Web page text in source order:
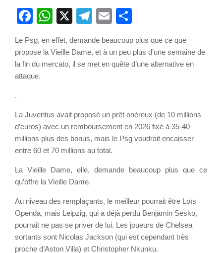
Facebook
WhatsApp
X Telegram
Email
Le Psg, en effet, demande beaucoup plus que ce que
propose la Vieille Dame, et à un peu plus d’une semaine de
la fin du mercato, il se met en quête d’une alternative en
attaque.
.
La Juventus avait proposé un prêt onéreux (de 10 millions
d’euros) avec un remboursement en 2026 fixé à 35-40
millions plus des bonus, mais le Psg voudrait encaisser
entre 60 et 70 millions au total.
La Vieille Dame, elle, demande beaucoup plus que ce
qu’offre la Vieille Dame.
Au niveau des remplaçants, le meilleur pourrait être Loïs
Openda, mais Leipzig, qui a déjà perdu Benjamin Sesko,
pourrait ne pas se priver de lui. Les joueurs de Chelsea
sortants sont Nicolas Jackson (qui est cependant très
proche d’Aston Villa) et Christopher Nkunku.